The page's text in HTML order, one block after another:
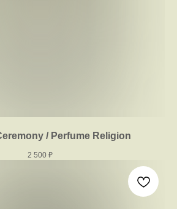
/ Perfume Religion
2 500 ₽